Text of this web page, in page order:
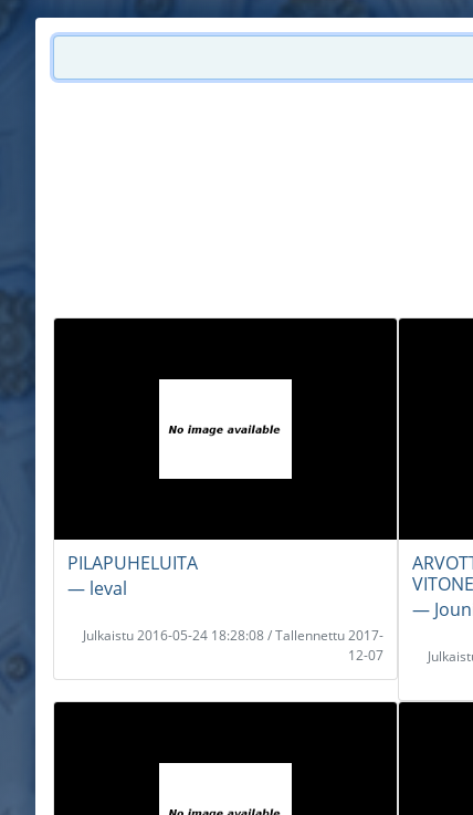
PILAPUHELUITA
― leval
Julkaistu 2016-05-24 18:28:08 / Tallennettu 2017-
12-07
―